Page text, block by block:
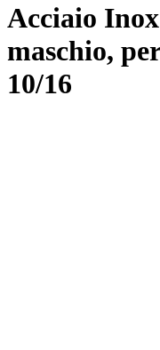
Acciaio
maschio,
10/16